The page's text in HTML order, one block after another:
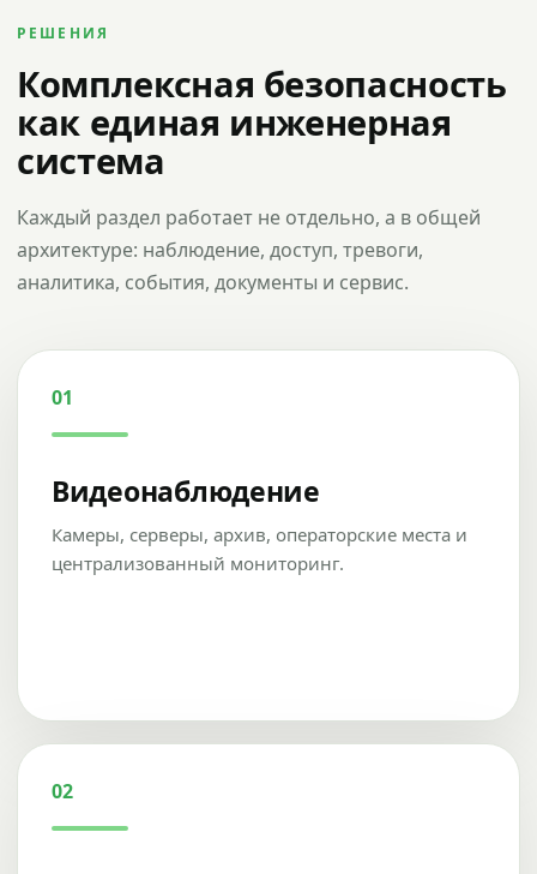
РЕШЕНИЯ
Комплексная безопасность
как единая инженерная
система
Каждый раздел работает не отдельно, а в общей
архитектуре: наблюдение, доступ, тревоги,
аналитика, события, документы и сервис.
01
Видеонаблюдение
Камеры, серверы, архив, операторские места и
централизованный мониторинг.
02